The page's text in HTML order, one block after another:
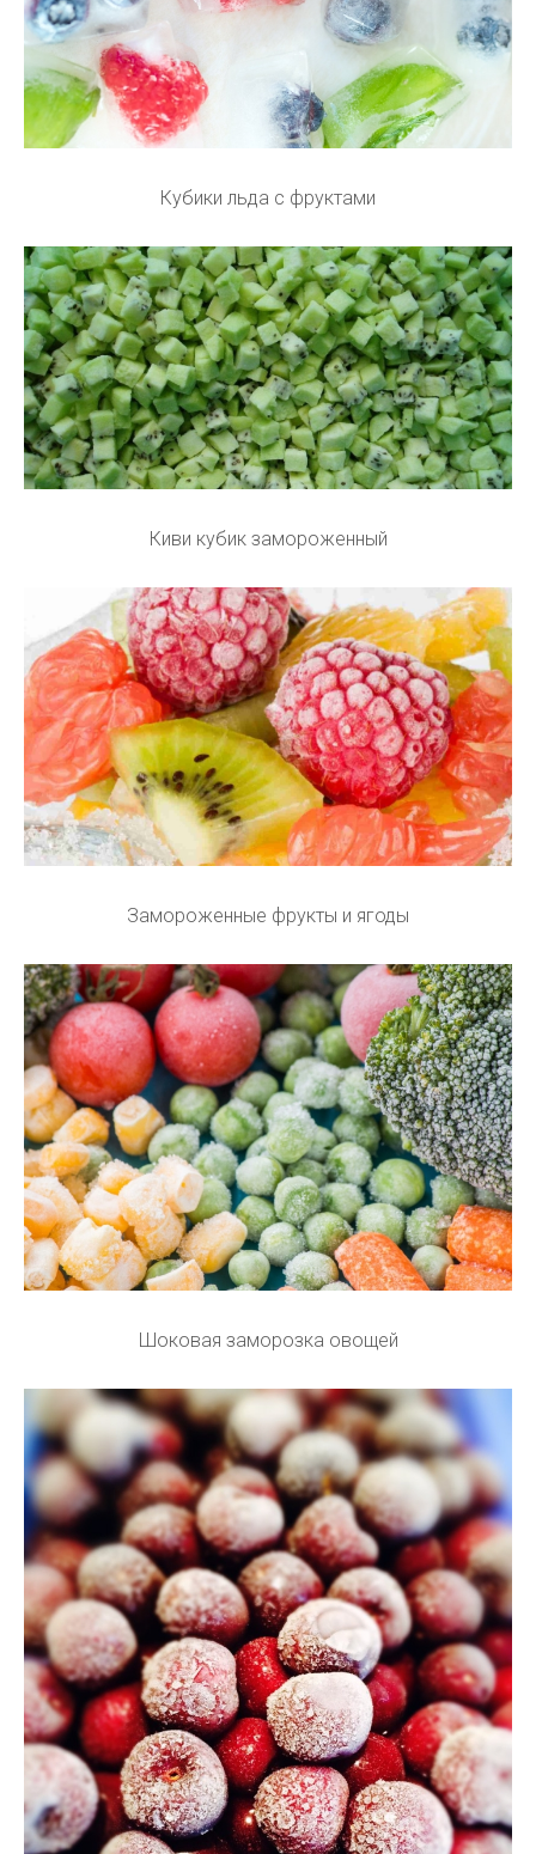
Кубики льда с фруктами
Киви кубик замороженный
Замороженные фрукты и ягоды
Шоковая заморозка овощей